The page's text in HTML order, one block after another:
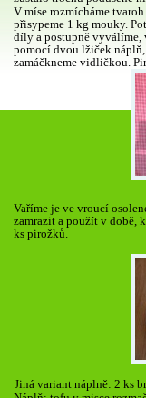
V míse rozmícháme
přisypeme 1 kg mouky.
díly a postupně vyválíme,
pomocí dvou lžiček
zamáčkneme vidličkou.
Vaříme je ve vroucí
zamrazit a použít v době,
ks pirožků.
Jiná variant náplně: 2 ks